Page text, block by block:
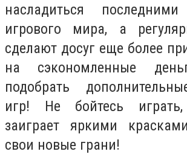
насладиться
игрового мира, а
сделают досуг еще более
на сэкономленные
подобрать
игр! Не бойтесь
заиграет яркими
свои новые грани!